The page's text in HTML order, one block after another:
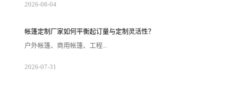
2026-08-04
帐篷定制厂家如何平衡起订量与定制灵活性？
户外帐篷、商用帐篷、工程...
2026-07-31